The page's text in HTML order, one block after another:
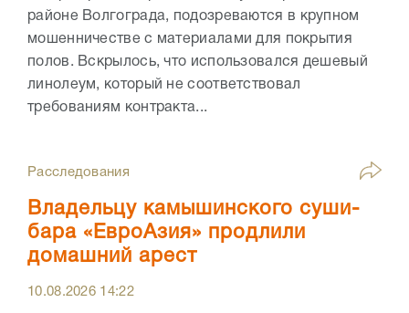
районе Волгограда, подозреваются в крупном
мошенничестве с материалами для покрытия
полов. Вскрылось, что использовался дешевый
линолеум, который не соответствовал
требованиям контракта...
Расследования
Владельцу камышинского суши-
бара «ЕвроАзия» продлили
домашний арест
10.08.2026 14:22